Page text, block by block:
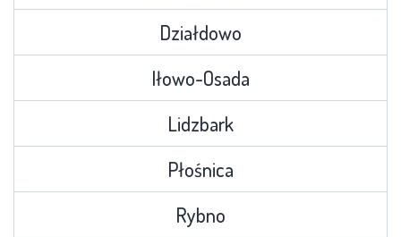
Działdowo
Iłowo-Osada
Lidzbark
Płośnica
Rybno